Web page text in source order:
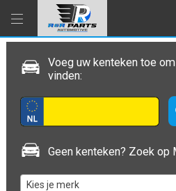
Voeg uw kenteken toe
vinden:
Geen kenteken? Zoek op
Kies je merk